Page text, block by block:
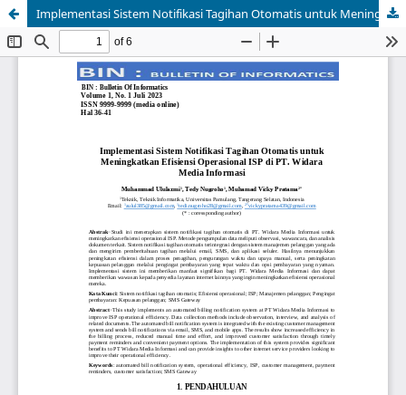
Implementasi Sistem Notifikasi Tagihan Otomatis untuk Meningkatkan Efisiensi Operasional ISP di PT. Widara Media Informasi